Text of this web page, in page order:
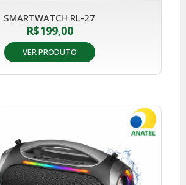
SMARTWATCH RL-27
R$199,00
VER PRODUTO